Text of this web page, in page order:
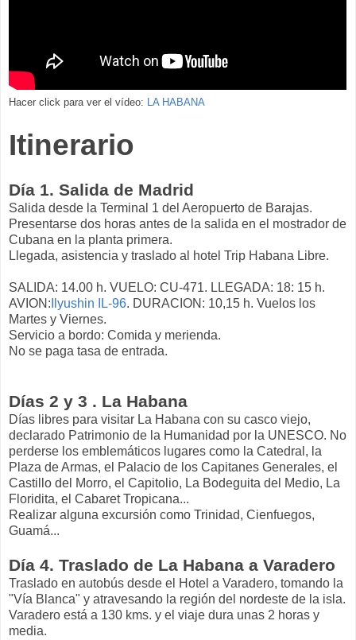
Hacer click para ver el vídeo: LA HABANA
Itinerario
Día 1. Salida de Madrid
Salida desde la Terminal 1 del Aeropuerto de Barajas.
Presentarse dos horas antes de la salida en el mostrador de
Cubana en la planta primera.
Llegada, asistencia y traslado al hotel Trip Habana Libre.
SALIDA: 14.00 h. VUELO: CU-471. LLEGADA: 18: 15 h.
AVION: Ilyushin IL-96. DURACION: 10,15 h. Vuelos los
Martes y Viernes.
Servicio a bordo: Comida y merienda.
No se paga tasa de entrada.
Días 2 y 3 . La Habana
Días libres para visitar La Habana con su casco viejo,
declarado Patrimonio de la Humanidad por la UNESCO. No
perderse los emblemáticos lugares como la Catedral, la
Plaza de Armas, el Palacio de los Capitanes Generales, el
Castillo del Morro, el Capitolio, La Bodeguita del Medio, La
Floridita, el Cabaret Tropicana...
Realizar alguna excursión como Trinidad, Cienfuegos,
Guamá...
Día 4. Traslado de La Habana a Varadero
Traslado en autobús desde el Hotel a Varadero, tomando la
"Vía Blanca" y atravesando la región del nordeste de la isla.
Varadero está a 130 kms. y el viaje dura unas 2 horas y
media.